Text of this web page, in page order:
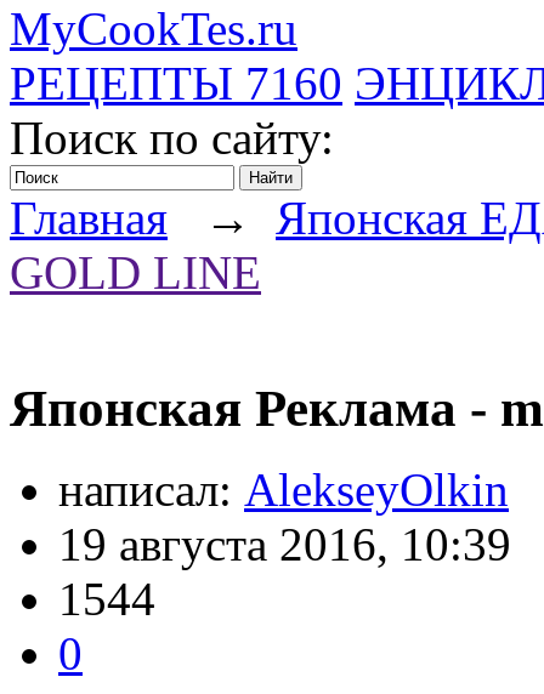
MyCookTes.ru
РЕЦЕПТЫ 7160
Поиск по сайту:
Главная → Японская
GOLD LINE
Японская Реклама -
написал: AlekseyOlkin
19 августа 2016, 10:39
1544
0